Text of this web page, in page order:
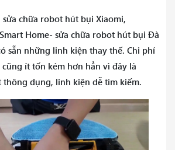
sửa chữa robot hút bụi Xiaomi,
Home- sửa chữa robot hút bụi Đà
sẵn những linh kiện thay thế. Chi phí
ít tốn kém hơn hẳn vì đây là
dụng, linh kiện dễ tìm kiếm.